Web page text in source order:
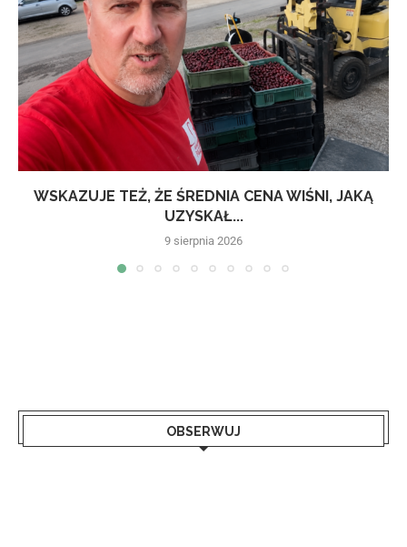
WSKAZUJE TEŻ, ŻE ŚREDNIA CENA WIŚNI, JAKĄ
UZYSKAŁ...
9 sierpnia 2026
OBSERWUJ